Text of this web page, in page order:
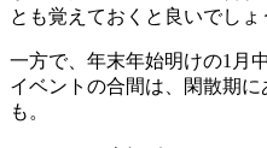
とも覚えておくと良いでしょ
一方で、年末年始明けの1月
イベントの合間は、閑散期
も。